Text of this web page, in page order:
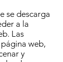
se descarga
a la
Las
web,
y